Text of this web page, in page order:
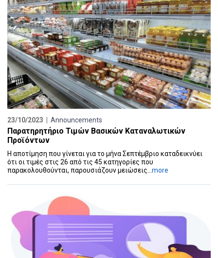
23/10/2023 | Announcements
Παρατηρητήριο Τιμών Βασικών Καταναλωτικών
Προϊόντων
Η αποτίμηση που γίνεται για το μήνα Σεπτέμβριο καταδεικνύει
ότι οι τιμές στις 26 από τις 45 κατηγορίες που
παρακολουθούνται, παρουσιάζουν μειώσεις... more